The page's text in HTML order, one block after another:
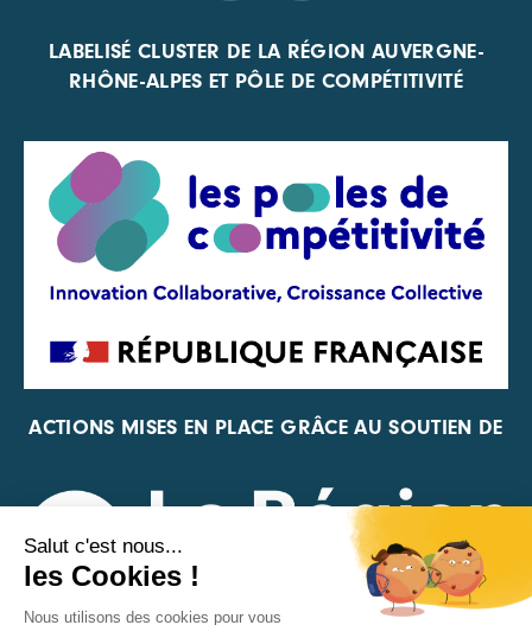
LABELISÉ CLUSTER DE LA RÉGION AUVERGNE-
RHÔNE-ALPES ET PÔLE DE COMPÉTITIVITÉ
ACTIONS MISES EN PLACE GRÂCE AU SOUTIEN DE